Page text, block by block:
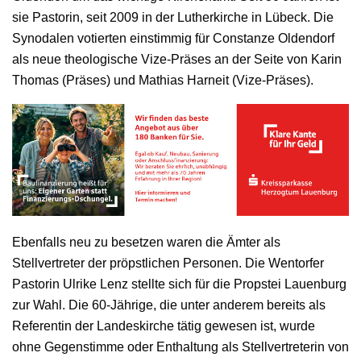
sie Pastorin, seit 2009 in der Lutherkirche in Lübeck. Die
Synodalen votierten einstimmig für Constanze Oldendorf
als neue theologische Vize-Präses an der Seite von Karin
Thomas (Präses) und Mathias Harneit (Vize-Präses).
Ebenfalls neu zu besetzen waren die Ämter als
Stellvertreter der pröpstlichen Personen. Die Wentorfer
Pastorin Ulrike Lenz stellte sich für die Propstei Lauenburg
zur Wahl. Die 60-Jährige, die unter anderem bereits als
Referentin der Landeskirche tätig gewesen ist, wurde
ohne Gegenstimme oder Enthaltung als Stellvertreterin von